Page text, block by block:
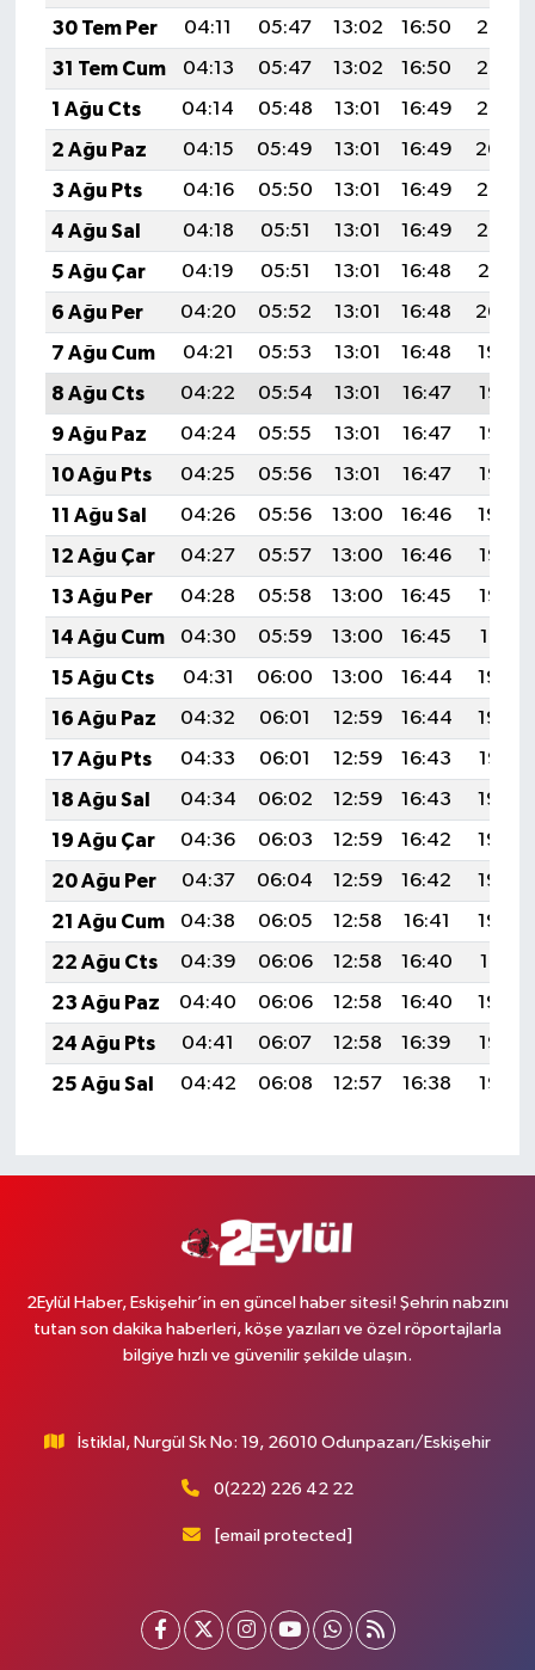
30 Tem Per
04:11 05:47 13:02 16:50
20:07
31 Tem Cum
04:13 05:47 13:02 16:50
20:06
1 Ağu Cts
04:14 05:48 13:01 16:49
20:05
2 Ağu Paz
04:15 05:49 13:01 16:49
20:04
3 Ağu Pts
04:16 05:50 13:01 16:49
20:03
4 Ağu Sal
04:18 05:51 13:01 16:49
20:02
5 Ağu Çar
04:19 05:51 13:01 16:48
20:01
6 Ağu Per
04:20 05:52 13:01 16:48
20:00
7 Ağu Cum
04:21 05:53 13:01 16:48
19:59
8 Ağu Cts
04:22 05:54 13:01 16:47
19:58
9 Ağu Paz
04:24 05:55 13:01 16:47
19:57
10 Ağu Pts
04:25 05:56 13:01 16:47
19:55
11 Ağu Sal
04:26 05:56 13:00 16:46
19:54
12 Ağu Çar
04:27 05:57 13:00 16:46
19:53
13 Ağu Per
04:28 05:58 13:00 16:45
19:52
14 Ağu Cum
04:30 05:59 13:00 16:45
19:51
15 Ağu Cts
04:31 06:00 13:00 16:44
19:50
16 Ağu Paz
04:32 06:01 12:59 16:44
19:48
17 Ağu Pts
04:33 06:01 12:59 16:43
19:47
18 Ağu Sal
04:34 06:02 12:59 16:43
19:46
19 Ağu Çar
04:36 06:03 12:59 16:42
19:45
20 Ağu Per
04:37 06:04 12:59 16:42
19:43
21 Ağu Cum
04:38 06:05 12:58 16:41
19:42
22 Ağu Cts
04:39 06:06 12:58 16:40
19:41
23 Ağu Paz
04:40 06:06 12:58 16:40
19:39
24 Ağu Pts
04:41 06:07 12:58 16:39
19:38
25 Ağu Sal
04:42 06:08 12:57 16:38 19:37
2Eylül Haber, Eskişehir’in en güncel haber sitesi! Şehrin nabzını
tutan son dakika haberleri, köşe yazıları ve özel röportajlarla
bilgiye hızlı ve güvenilir şekilde ulaşın.
İstiklal, Nurgül Sk No: 19, 26010 Odunpazarı/Eskişehir
0(222) 226 42 22
[email protected]